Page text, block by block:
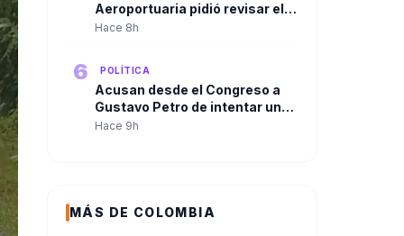
Aeroportuaria pidió revisar el
Plan Maestro del José María
aérea del país
Hace 8h
6 POLÍTICA
Acusan desde el Congreso a
Gustavo Petro de intentar un
"Golpe de Estado" en contra de
Hace 9h
MÁS DE COLOMBIA